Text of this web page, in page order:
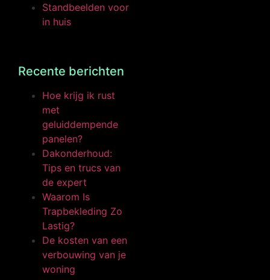
Standbeelden voor
in huis
Recente berichten
Hoe krijg ik rust
met
geluiddempende
panelen?
Dakonderhoud:
Tips en trucs van
de expert
Waarom Is
Trapbekleding Zo
Lastig?
De kosten van een
verbouwing van je
woning